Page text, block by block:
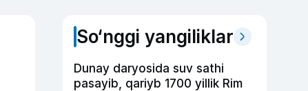
So‘nggi yangiliklar
Dunay daryosida suv sathi
pasayib, qariyb 1700 yillik Rim